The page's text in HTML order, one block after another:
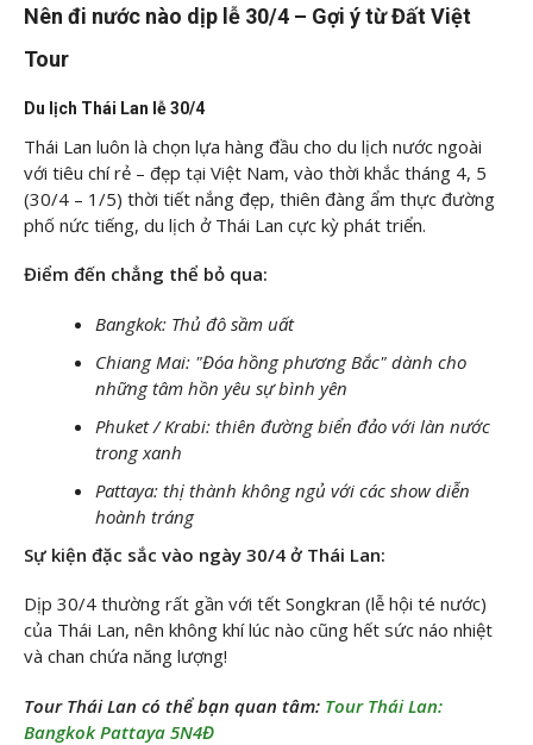
Nên đi nước nào dịp lễ 30/4 – Gợi ý từ Đất Việt
Tour
Du lịch Thái Lan lễ 30/4
Thái Lan luôn là chọn lựa hàng đầu cho du lịch nước ngoài
với tiêu chí rẻ – đẹp tại Việt Nam, vào thời khắc tháng 4, 5
(30/4 – 1/5) thời tiết nắng đẹp, thiên đàng ẩm thực đường
phố nức tiếng, du lịch ở Thái Lan cực kỳ phát triển.
Điểm đến chẳng thể bỏ qua:
Bangkok: Thủ đô sầm uất
Chiang Mai: "Đóa hồng phương Bắc" dành cho
những tâm hồn yêu sự bình yên
Phuket / Krabi: thiên đường biển đảo với làn nước
trong xanh
Pattaya: thị thành không ngủ với các show diễn
hoành tráng
Sự kiện đặc sắc vào ngày 30/4 ở Thái Lan:
Dịp 30/4 thường rất gần với tết Songkran (lễ hội té nước)
của Thái Lan, nên không khí lúc nào cũng hết sức náo nhiệt
và chan chứa năng lượng!
Tour Thái Lan có thể bạn quan tâm: Tour Thái Lan:
Bangkok Pattaya 5N4Đ